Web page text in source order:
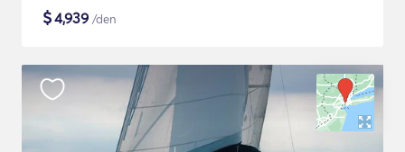
$4,939 /den